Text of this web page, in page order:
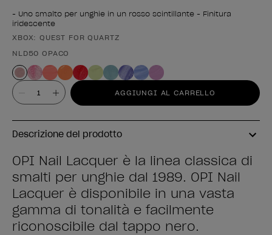
- Uno smalto per unghie in un rosso scintillante - Finitura
iridescente
Forma del prodotto
XBOX: QUEST FOR QUARTZ
NLD50 OPACO
Valore AGGIUNGI AL CARRELLO
Descrizione del prodotto
OPI Nail Lacquer è la linea classica di
smalti per unghie dal 1989. OPI Nail
Lacquer è disponibile in una vasta
gamma di tonalità e facilmente
riconoscibile dal tappo nero.